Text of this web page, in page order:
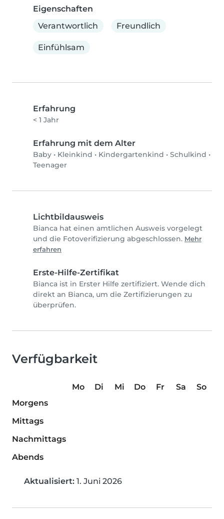
Eigenschaften
Verantwortlich
Freundlich
Einfühlsam
Erfahrung
< 1 Jahr
Erfahrung mit dem Alter
Baby • Kleinkind • Kindergartenkind • Schulkind •
Teenager
Lichtbildausweis
Bianca hat einen amtlichen Ausweis vorgelegt
und die Fotoverifizierung abgeschlossen. Mehr
erfahren
Erste-Hilfe-Zertifikat
Bianca ist in Erster Hilfe zertifiziert. Wende dich
direkt an Bianca, um die Zertifizierungen zu
überprüfen.
Verfügbarkeit
Mo Di Mi Do Fr Sa
So
Morgens
Mittags
Nachmittags
Abends
Aktualisiert: 1. Juni 2026